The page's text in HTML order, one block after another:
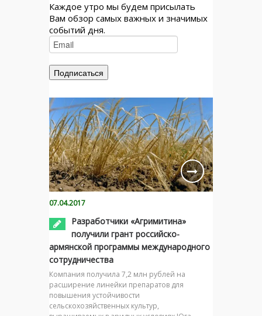
Каждое утро мы будем присылать
Вам обзор самых важных и значимых
событий дня.
07.04.2017
Разработчики «Агримитина»
получили грант российско-
армянской программы международного
сотрудничества
Компания получила 7,2 млн рублей на
расширение линейки препаратов для
повышения устойчивости
сельскохозяйственных культур,